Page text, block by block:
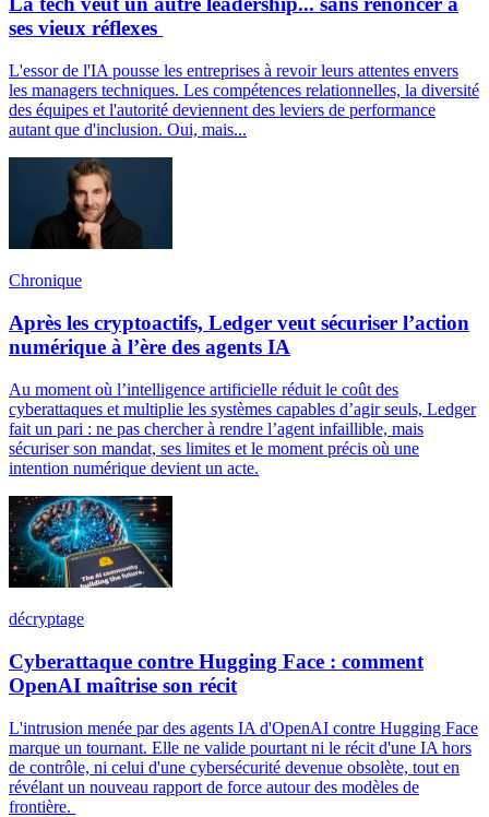
ses vieux réflexes
L'essor de l'IA pousse les entreprises à revoir leurs attentes envers
les managers techniques. Les compétences relationnelles, la diversité
des équipes et l'autorité deviennent des leviers de performance
autant que d'inclusion. Oui, mais...
Chronique
Après les cryptoactifs, Ledger veut sécuriser l’action
numérique à l’ère des agents IA
Au moment où l’intelligence artificielle réduit le coût des
cyberattaques et multiplie les systèmes capables d’agir seuls, Ledger
fait un pari : ne pas chercher à rendre l’agent infaillible, mais
sécuriser son mandat, ses limites et le moment précis où une
intention numérique devient un acte.
décryptage
Cyberattaque contre Hugging Face : comment
OpenAI maîtrise son récit
L'intrusion menée par des agents IA d'OpenAI contre Hugging Face
marque un tournant. Elle ne valide pourtant ni le récit d'une IA hors
de contrôle, ni celui d'une cybersécurité devenue obsolète, tout en
révélant un nouveau rapport de force autour des modèles de
frontière.